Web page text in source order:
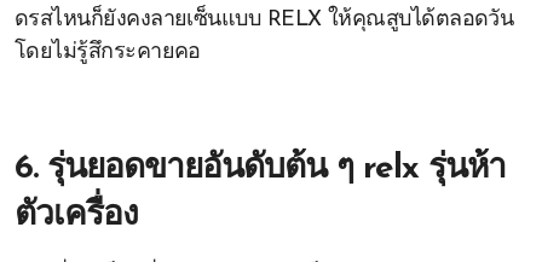
ดรสไหนก็ยังคงลายเซ็นแบบ RELX ให้คุณสูบได้ตลอดวัน
โดยไม่รู้สึกระคายคอ
6. รุ่นยอดขายอันดับต้น ๆ relx รุ่นห้า
ตัวเครื่อง